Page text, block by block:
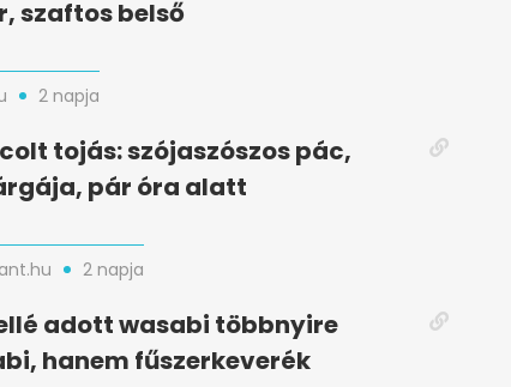
szaftos belső
2 napja
tojás: szójaszószos pác,
pár óra alatt
2 napja
adott wasabi többnyire
hanem fűszerkeverék